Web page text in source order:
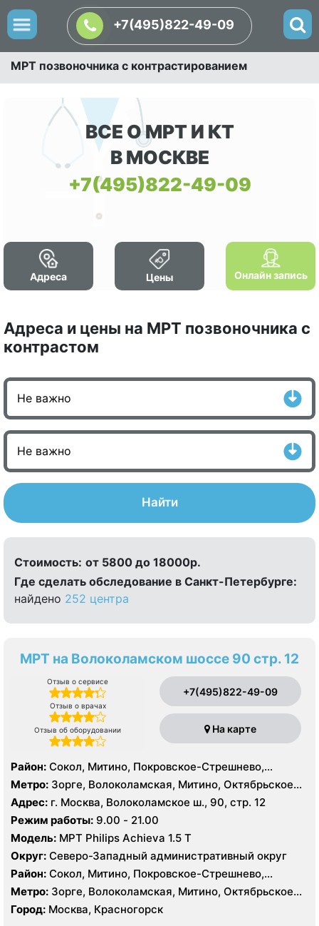
+7(495)822-49-09
МРТ позвоночника с контрастированием
ВСЕ О МРТ И КТ
В МОСКВЕ
+7(495)822-49-09
Адреса Цены Онлайн запись
Адреса и цены на МРТ позвоночника с
контрастом
Найти
Стоимость: от 5800 до 18000р.
Где сделать обследование в Санкт-Петербурге:
найдено 252 центра
МРТ на Волоколамском шоссе 90 стр. 12
Отзыв о сервисе
Отзыв о врачах
Отзыв об оборудовании
+7(495)822-49-09
На карте
Район: Сокол, Митино, Покровское-Стрешнево,
Северное Тушино, Строгино, Хорошёво-Мнёвники,
Щукино, Южное Тушино
Метро: Зорге, Волоколамская, Митино, Октябрьское
поле, Панфиловская, Планерная, Сокол, Спартак,
Стрешнево, Сходненская, Тушинская, Щукинская
Адрес: г. Москва, Волоколамское ш., 90, стр. 12
Режим работы: 9.00 - 21.00
Модель: МРТ Philips Achieva 1.5 T
Округ: Северо-Западный административный округ
Район: Сокол, Митино, Покровское-Стрешнево,
Северное Тушино, Строгино, Хорошёво-Мнёвники,
Щукино, Южное Тушино
Метро: Зорге, Волоколамская, Митино, Октябрьское
поле, Панфиловская, Планерная, Сокол, Спартак,
Стрешнево, Сходненская, Тушинская, Щукинская
Город: Москва, Красногорск